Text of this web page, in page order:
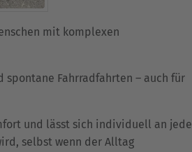
mit komplexen
Fahrradfahrten – auch für
und lässt sich individuell an jede
selbst wenn der Alltag